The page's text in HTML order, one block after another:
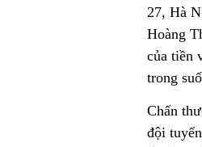
27, Hà
Hoàng
của tiền
trong
Chấn
đội